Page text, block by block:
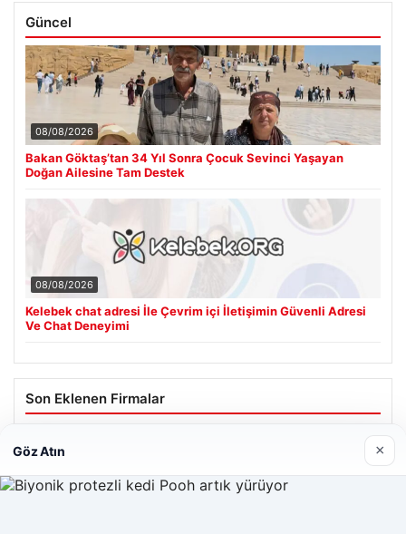
Güncel
08/08/2026
Bakan Göktaş’tan 34 Yıl Sonra Çocuk Sevinci Yaşayan
Doğan Ailesine Tam Destek
08/08/2026
Kelebek chat adresi İle Çevrim içi İletişimin Güvenli Adresi
Ve Chat Deneyimi
Son Eklenen Firmalar
Göz Atın ×